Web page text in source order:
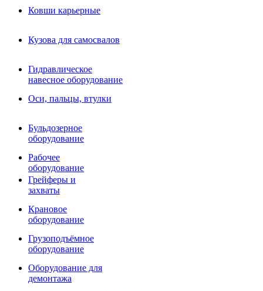
Гидравлическое навесное
оборудование
Гидробуры и шнеки
Вибротрамбовки
Навесные дорожные фрезы
Виброрипперы
Ковши дробильные щековые
Ковши дробильные роторные
Сортировочные ковши барабанные
Сортировочные ковши вальцовые
Фрезы роторные
Фрезы дисковые
Траншеекопатели
Просеивающие ковши для фронтальных погрузчиков
Распределители асфальта
Переходные плиты
Гидроразводка
РВД
Сваерезки
Ковши карьерные
Кузова для самосвалов
Гидравлическое
навесное оборудование
Оси, пальцы, втулки
Бульдозерное
оборудование
Рабочее
оборудование
Грейферы и
захваты
Крановое
оборудование
Грузоподъёмное
оборудование
Оборудование для
демонтажа